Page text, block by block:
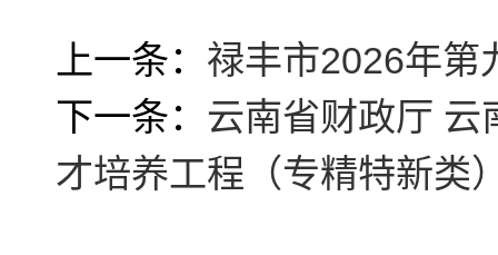
上一条： 禄丰市2026年第
下一条： 云南省财政厅 云
才培养工程（专精特新类